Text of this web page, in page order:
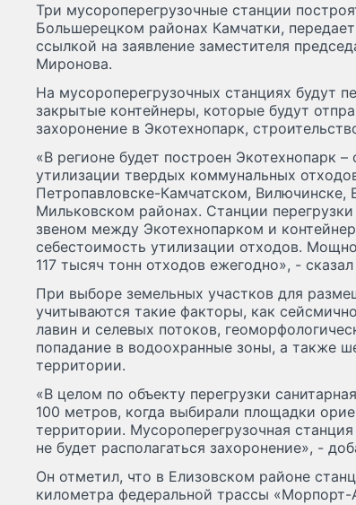
Три мусороперегрузочные станции
Большерецком районах Камчатки,
ссылкой на заявление заместителя
Миронова.
На мусороперегрузочных станциях будут
закрытые контейнеры, которые будут
захоронение в Экотехнопарк,
«В регионе будет построен Экотехнопарк
утилизации твердых коммунальных
Петропавловске-Камчатском,
Мильковском районах. Станции
звеном между Экотехнопарком и
себестоимость утилизации отходов.
117 тысяч тонн отходов ежегодно», -
При выборе земельных участков для
учитываются такие факторы, как
лавин и селевых потоков,
попадание в водоохранные зоны, а также
территории.
«В целом по объекту перегрузки
100 метров, когда выбирали площадки
территории. Мусороперегрузочная
не будет располагаться захоронение», -
Он отметил, что в Елизовском районе
километра федеральной трассы